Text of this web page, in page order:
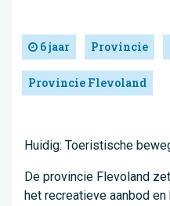
6 jaar Provincie
Provincie Flevoland
Huidig: Toeristische
De provincie Flevoland
het recreatieve aanbod